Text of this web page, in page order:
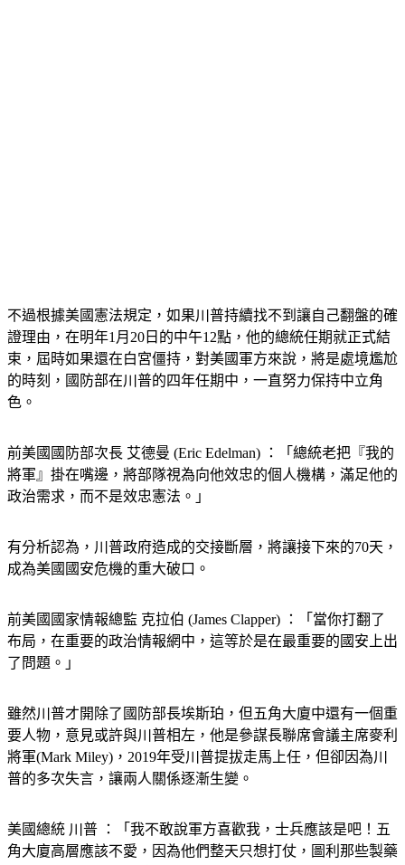
不過根據美國憲法規定，如果川普持續找不到讓自己翻盤的確
證理由，在明年1月20日的中午12點，他的總統任期就正式結
束，屆時如果還在白宮僵持，對美國軍方來說，將是處境尷尬
的時刻，國防部在川普的四年任期中，一直努力保持中立角
色。
前美國國防部次長 艾德曼 (Eric Edelman) ：「總統老把『我的
將軍』掛在嘴邊，將部隊視為向他效忠的個人機構，滿足他的
政治需求，而不是效忠憲法。」
有分析認為，川普政府造成的交接斷層，將讓接下來的70天，
成為美國國安危機的重大破口。
前美國國家情報總監 克拉伯 (James Clapper) ：「當你打翻了
布局，在重要的政治情報網中，這等於是在最重要的國安上出
了問題。」
雖然川普才開除了國防部長埃斯珀，但五角大廈中還有一個重
要人物，意見或許與川普相左，他是參謀長聯席會議主席麥利
將軍(Mark Miley)，2019年受川普提拔走馬上任，但卻因為川
普的多次失言，讓兩人關係逐漸生變。
美國總統 川普 ：「我不敢說軍方喜歡我，士兵應該是吧！五
角大廈高層應該不愛，因為他們整天只想打仗，圖利那些製藥